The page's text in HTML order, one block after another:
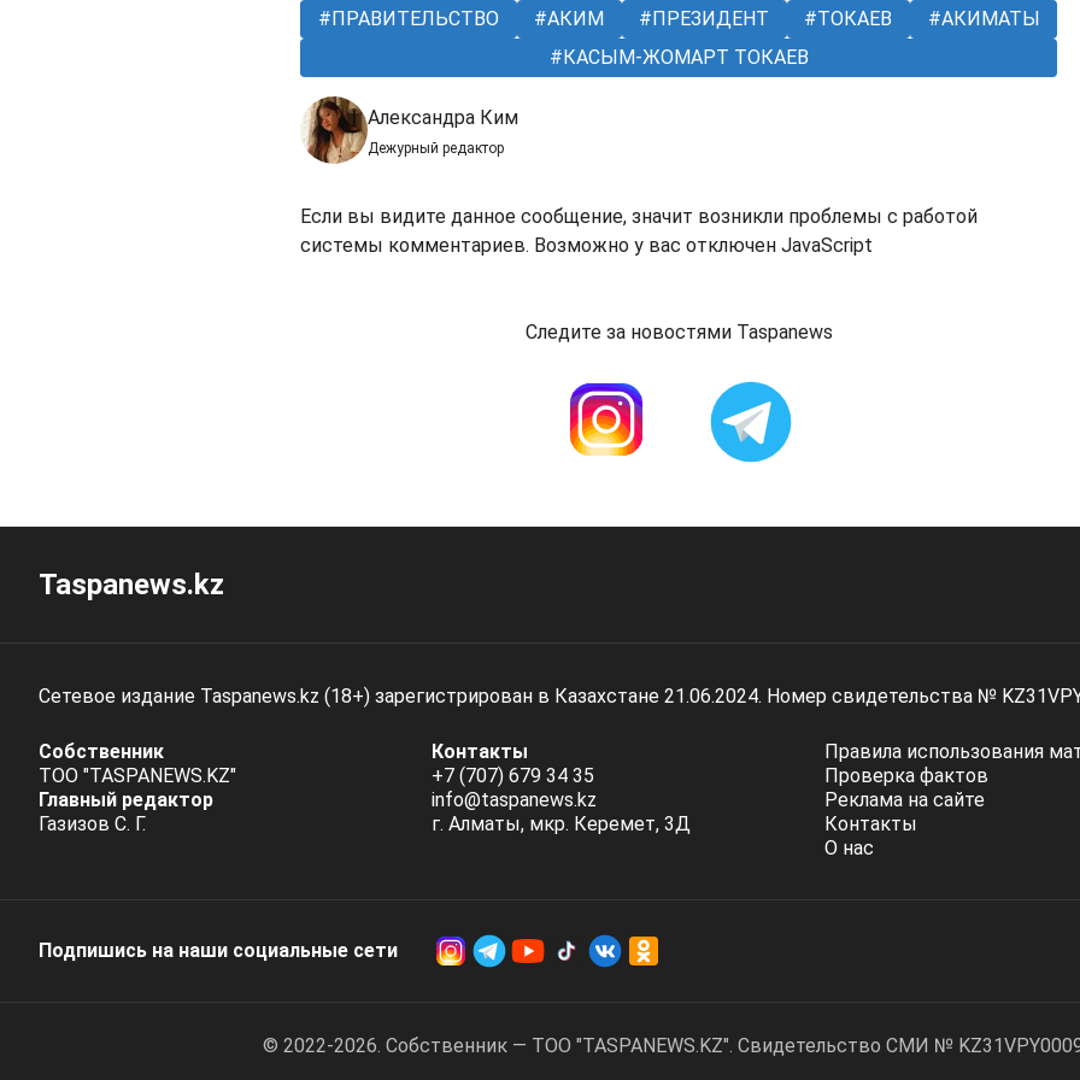
ПРАВИТЕЛЬСТВО АКИМ ПРЕЗИДЕНТ ТОКАЕВ
АКИМАТЫ
КАСЫМ-ЖОМАРТ ТОКАЕВ
Александра Ким
Дежурный редактор
Если вы видите данное сообщение, значит возникли проблемы с работой
системы комментариев. Возможно у вас отключен JavaScript
Следите за новостями Taspanews
Taspanews.kz
Сетевое издание Taspanews.kz (18+) зарегистрирован в Казахстане 21.06.2024. Номер свидетельства №
Собственник
ТОО "TASPANEWS.KZ"
Главный редактор
Газизов С. Г.
Контакты
+7 (707) 679 34 35
info@taspanews.kz
г. Алматы, мкр. Керемет, 3Д
Правила использования
Проверка фактов
Реклама на сайте
Контакты
О нас
Подпишись на наши социальные cети
© 2022-2026. Собственник — ТОО "TASPANEWS.KZ". Cвидетельство СМИ №